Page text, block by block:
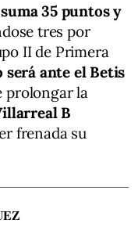
35 puntos y
tres por
II de Primera
ante el Betis
prolongar la
B
frenada su